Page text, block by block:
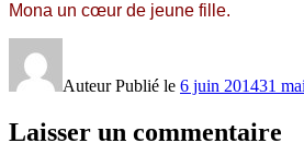
Mona un cœur de jeune fille.
AuteurPublié le 6 juin 201431
Laisser un commentaire